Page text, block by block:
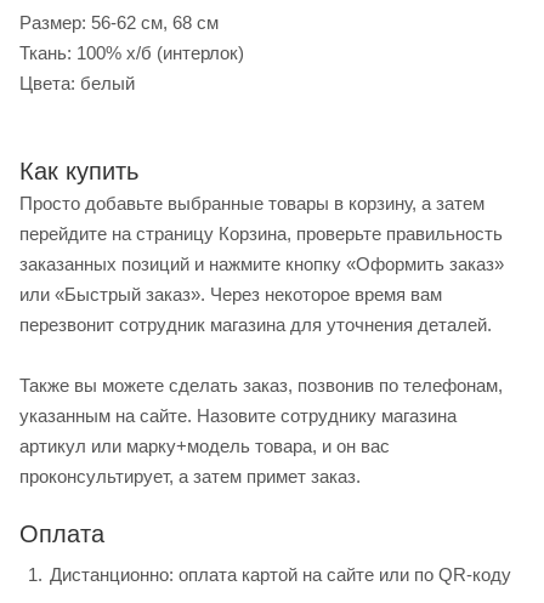
Размер: 56-62 см, 68 см
Ткань: 100% х/б (интерлок)
Цвета: белый
Как купить
Просто добавьте выбранные товары в корзину, а затем
перейдите на страницу Корзина, проверьте правильность
заказанных позиций и нажмите кнопку «Оформить заказ»
или «Быстрый заказ». Через некоторое время вам
перезвонит сотрудник магазина для уточнения деталей.
Также вы можете сделать заказ, позвонив по телефонам,
указанным на сайте. Назовите сотруднику магазина
артикул или марку+модель товара, и он вас
проконсультирует, а затем примет заказ.
Оплата
Дистанционно: оплата картой на сайте или по QR-коду